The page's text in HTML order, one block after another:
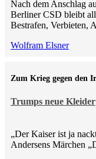
Nach dem Anschlag
Berliner CSD bleibt
Bestrafen, Verbieten,
Wolfram Elsner
Trumps neue Kleider
Zum Krieg gegen den
„Der Kaiser ist ja
Andersens Märchen